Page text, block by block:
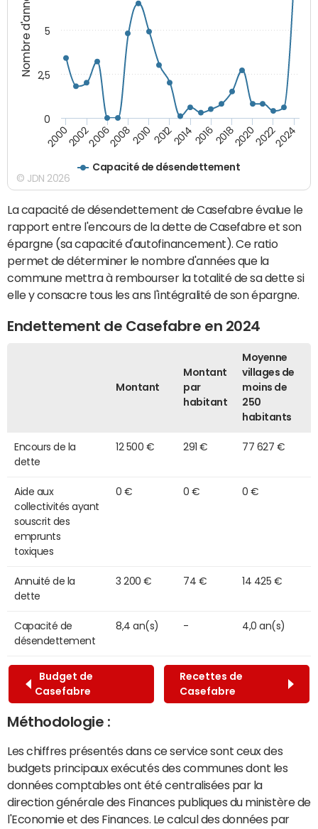
Nombre d'années
Capacité de désendettement
20002002200620082010 2012201420162018202020222024
0
2,5
5
© JDN 2026
La capacité de désendettement de Casefabre évalue le
rapport entre l'encours de la dette de Casefabre et son
épargne (sa capacité d'autofinancement). Ce ratio
permet de déterminer le nombre d'années que la
commune mettra à rembourser la totalité de sa dette si
elle y consacre tous les ans l'intégralité de son épargne.
Endettement de Casefabre en 2024
Montant
Montant
par
habitant
Moyenne
villages de
moins de
250
habitants
Encours de la
dette
12 500 € 291 € 77 627 €
Aide aux
collectivités ayant
souscrit des
emprunts
toxiques
0 € 0 € 0 €
Annuité de la
dette
3 200 € 74 € 14 425 €
Capacité de
désendettement
8,4 an(s) - 4,0 an(s)
Budget de
Casefabre
Recettes de
Casefabre
Méthodologie :
Les chiffres présentés dans ce service sont ceux des
budgets principaux exécutés des communes dont les
données comptables ont été centralisées par la
direction générale des Finances publiques du ministère de
l'Economie et des Finances. Le calcul des données par